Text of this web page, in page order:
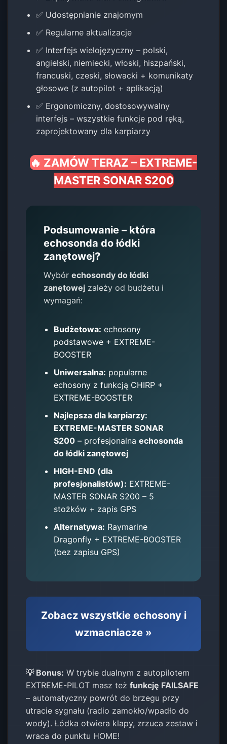
✅ Udostępnianie znajomym
✅ Regularne aktualizacje
✅ Interfejs wielojęzyczny – polski,
angielski, niemiecki, włoski, hiszpański,
francuski, czeski, słowacki + komunikaty
głosowe (z autopilot + aplikacją)
✅ Ergonomiczny, dostosowywalny
interfejs – wszystkie funkcje pod ręką,
zaprojektowany dla karpiarzy
🔥 ZAMÓW TERAZ – EXTREME-
MASTER SONAR S200
Podsumowanie – która
echosonda do łódki
zanętowej?
Wybórechosondy do łódki
zanętowej zależy od budżetu i
wymagań:
Budżetowa: echosony
podstawowe + EXTREME-
BOOSTER
Uniwersalna: popularne
echosony z funkcją CHIRP +
EXTREME-BOOSTER
Najlepsza dla karpiarzy:
EXTREME-MASTER SONAR
S200 – profesjonalnaechosonda
do łódki zanętowej
HIGH-END (dla
profesjonalistów): EXTREME-
MASTER SONAR S200 – 5
stożków + zapis GPS
Alternatywa: Raymarine
Dragonfly + EXTREME-BOOSTER
(bez zapisu GPS)
Zobacz wszystkie echosony i
wzmacniacze »
💡 Bonus: W trybie dualnym z autopilotem
EXTREME-PILOT masz teżfunkcję FAILSAFE
– automatyczny powrót do brzegu przy
utracie sygnału (radio zamokło/wpadło do
wody). Łódka otwiera klapy, zrzuca zestaw i
wraca do punktu HOME!